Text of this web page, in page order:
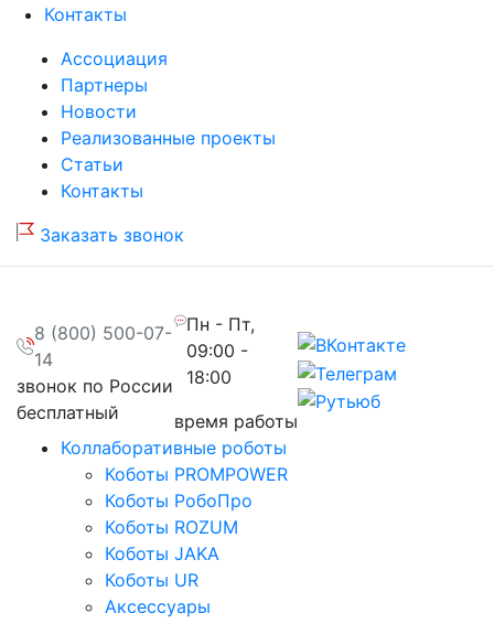
Контакты
Ассоциация
Партнеры
Новости
Реализованные проекты
Статьи
Контакты
Заказать звонок
8 (800) 500-07-
14
звонок по России
бесплатный
Пн - Пт,
09:00 -
18:00
время работы
Коллаборативные роботы
Коботы PROMPOWER
Коботы РобоПро
Коботы ROZUM
Коботы JAKA
Коботы UR
Аксессуары